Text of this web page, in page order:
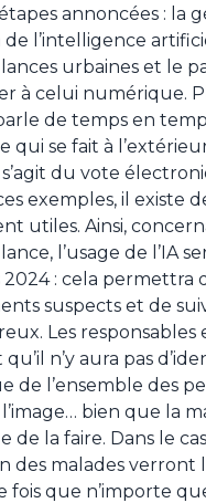
annoncées : la
de l’intelligence
urbaines et le
à celui numérique.
de temps en
qui se fait à
du vote
exemples, il existe
utiles. Ainsi,
l’usage de l’IA
2024 : cela permettra
suspects et de
Les responsables
n’y aura pas
de l’ensemble des
bien que la
de la faire. Dans le
des malades
fois que n’importe